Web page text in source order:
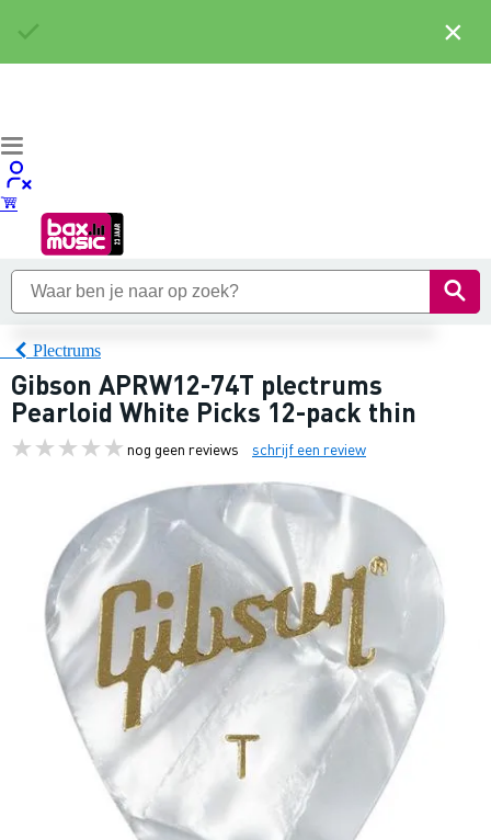
Plectrums
Gibson APRW12-74T plectrums
Pearloid White Picks 12-pack thin
nog geen reviews schrijf een review
×